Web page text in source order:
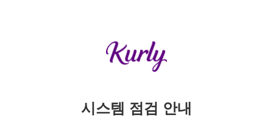
시스템 점검 안내